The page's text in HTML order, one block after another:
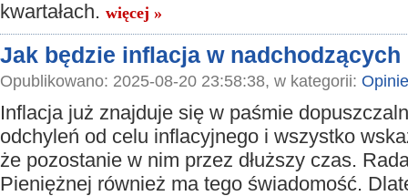
kwartałach. więcej »
Jak będzie inflacja w
Opublikowano: 2025-08-20 23:58:38, w kategorii: Opinie
Inflacja już znajduje się w paśmie
odchyleń od celu inflacyjnego i wszystko
że pozostanie w nim przez dłuższy czas.
Pieniężnej również ma tego świadomość.